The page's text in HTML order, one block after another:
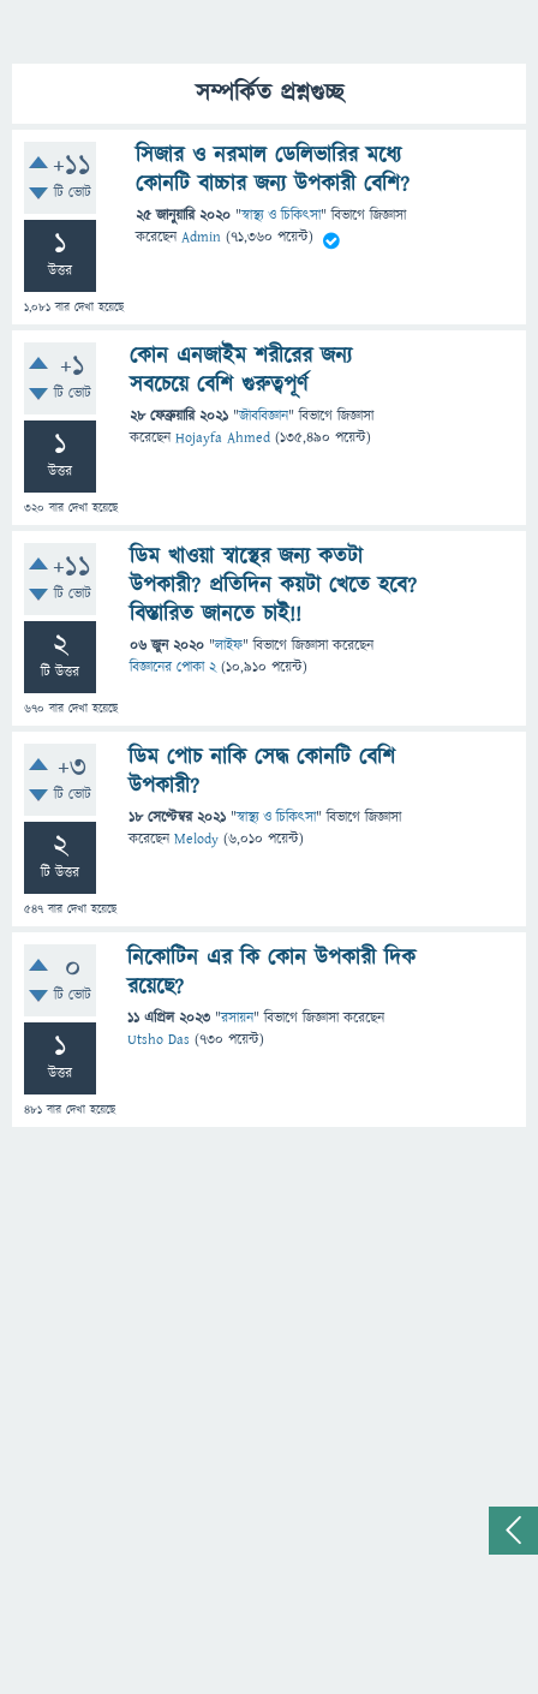
সম্পর্কিত প্রশ্নগুচ্ছ
+11
টি ভোট
1
উত্তর
1,081 বার দেখা হয়েছে
সিজার ও নরমাল ডেলিভারির মধ্যে
কোনটি বাচ্চার জন্য উপকারী বেশি?
25 জানুয়ারি 2020 "স্বাস্থ্য ও চিকিৎসা" বিভাগে জিজ্ঞাসা
করেছেনAdmin (71,360 পয়েন্ট)
+1
টি ভোট
1
উত্তর
320 বার দেখা হয়েছে
কোন এনজাইম শরীরের জন্য
সবচেয়ে বেশি গুরুত্বপূর্ণ
28 ফেব্রুয়ারি 2021 "জীববিজ্ঞান" বিভাগে জিজ্ঞাসা
করেছেনHojayfa Ahmed (135,490 পয়েন্ট)
+11
টি ভোট
2
টি উত্তর
670 বার দেখা হয়েছে
ডিম খাওয়া স্বাস্থের জন্য কতটা
উপকারী? প্রতিদিন কয়টা খেতে হবে?
বিস্তারিত জানতে চাই!!
06 জুন 2020 "লাইফ" বিভাগে জিজ্ঞাসাকরেছেন
বিজ্ঞানের পোকা 2 (10,910 পয়েন্ট)
+3
টি ভোট
2
টি উত্তর
547 বার দেখা হয়েছে
ডিম পোচ নাকি সেদ্ধ কোনটি বেশি
উপকারী?
18 সেপ্টেম্বর 2021 "স্বাস্থ্য ও চিকিৎসা" বিভাগে জিজ্ঞাসা
করেছেনMelody (6,010 পয়েন্ট)
0
টি ভোট
1
উত্তর
481 বার দেখা হয়েছে
নিকোটিন এর কি কোন উপকারী দিক
রয়েছে?
11 এপ্রিল 2023 "রসায়ন" বিভাগে জিজ্ঞাসাকরেছেন
Utsho Das (730 পয়েন্ট)